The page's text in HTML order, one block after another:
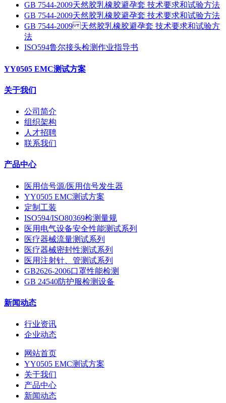
GB 7544-2009天然胶乳橡胶避孕套 技术要求和试验方法
GB 7544-2009天然胶乳橡胶避孕套 技术要求和试验方法
GB 7544-2009 天然胶乳橡胶避孕套 技术要求 和试验方
法
ISO594鲁尔接头检测作业指导书
YY0505 EMC测试方案
关于我们
公司简介
组织架构
人才招聘
联系我们
产品中心
医用信号源/医用信号发生器
YY0505 EMC测试方案
定制工装
ISO594/ISO80369检测量规
医用电气设备安全性能测试系列
医疗器械流量测试系列
医疗器械密封性测试系列
医用注射针、管测试系列
GB2626-2006口罩性能检测
GB 24540防护服检测设备
新闻动态
行业资讯
企业动态
网站首页
YY0505 EMC测试方案
关于我们
产品中心
新闻动态